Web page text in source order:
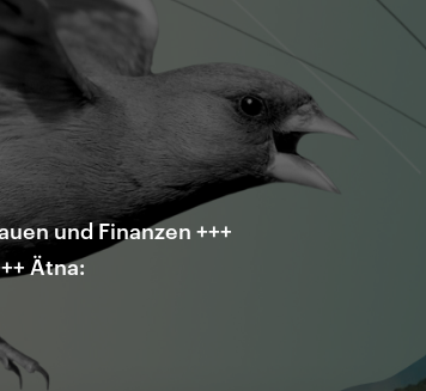
und Finanzen +++
Ätna: